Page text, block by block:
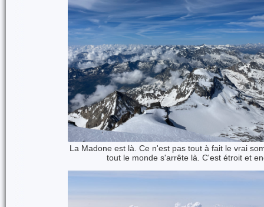
La Madone est là. Ce n'est pas tout à fait le vrai
tout le monde s'arrête là. C'est étroit et